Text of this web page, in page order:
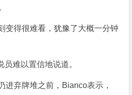
变得很难看，犹豫了大概一分钟
员难以置信地说道。
进弃牌堆之前，Bianco表示，